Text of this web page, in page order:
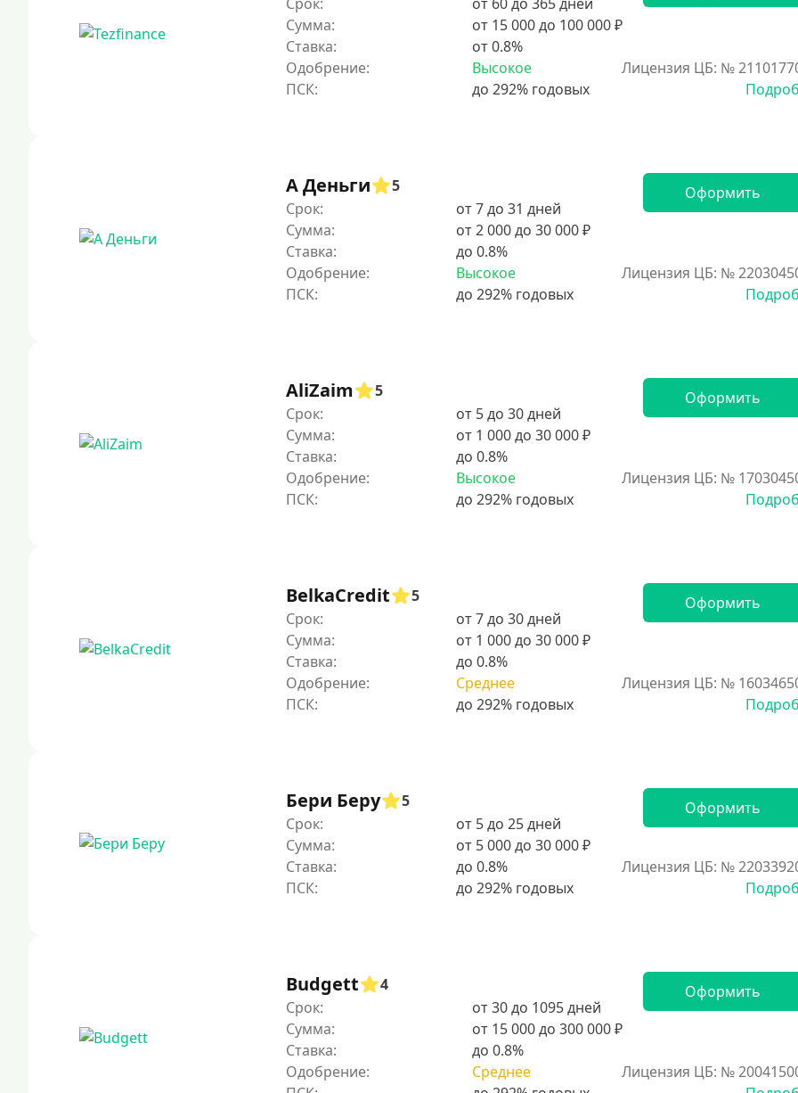
Сумма:
от 15 000 до 100 000 ₽
Ставка:
от 0.8%
Одобрение:
Высокое
Лицензия ЦБ: №
А Деньги
5
Срок:
от 7 до 31 дней
Сумма:
от 2 000 до 30 000 ₽
Ставка:
до 0.8%
Одобрение:
Высокое
Оформить
Лицензия ЦБ: №
AliZaim
5
Срок:
от 5 до 30 дней
Сумма:
от 1 000 до 30 000 ₽
Ставка:
до 0.8%
Одобрение:
Высокое
Оформить
Лицензия ЦБ: №
BelkaCredit
5
Срок:
от 7 до 30 дней
Сумма:
от 1 000 до 30 000 ₽
Ставка:
до 0.8%
Одобрение:
Среднее
Оформить
Лицензия ЦБ: №
Бери Беру
5
Срок:
от 5 до 25 дней
Сумма:
от 5 000 до 30 000 ₽
Ставка:
до 0.8%
Оформить
Лицензия ЦБ: №
Budgett
4
Срок:
от 30 до 1095 дней
Сумма:
от 15 000 до 300 000 ₽
Ставка:
до 0.8%
Одобрение:
Среднее
Оформить
Лицензия ЦБ: №